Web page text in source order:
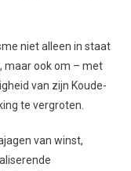
niet alleen in staat
maar ook om – met
van zijn Koude-
te vergroten.
van winst,